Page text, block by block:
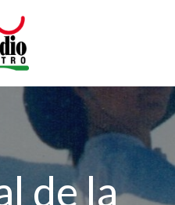
al
contenido
de la